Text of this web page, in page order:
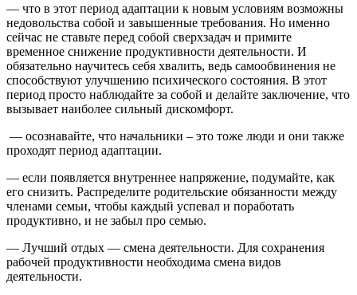
— что в этот период адаптации к новым условиям возможны
недовольства собой и завышенные требования. Но именно
сейчас не ставьте перед собой сверхзадач и примите
временное снижение продуктивности деятельности. И
обязательно научитесь себя хвалить, ведь самообвинения не
способствуют улучшению психического состояния. В этот
период просто наблюдайте за собой и делайте заключение, что
вызывает наиболее сильный дискомфорт.
— осознавайте, что начальники – это тоже люди и они также
проходят период адаптации.
— если появляется внутреннее напряжение, подумайте, как
его снизить. Распределите родительские обязанности между
членами семьи, чтобы каждый успевал и поработать
продуктивно, и не забыл про семью.
— Лучший отдых — смена деятельности. Для сохранения
рабочей продуктивности необходима смена видов
деятельности.